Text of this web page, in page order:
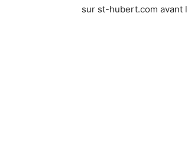
sur st-hubert.com avant